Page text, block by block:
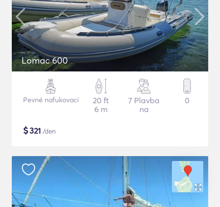
Lomac 600
Pevné nafukovací
20 ft
6 m
7 Plavba
na
0
$321 /den